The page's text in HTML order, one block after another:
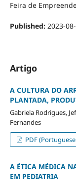
Feira de
Published: 2023-
Artigo
A CULTURA DO
PLANTADA,
Gabriela Rodrigues,
Fernandes
PDF
A ÉTICA MÉDICA
EM PEDIATRIA